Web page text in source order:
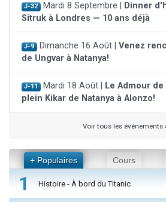
J-32 Mardi 8 Septembre |
Dinner
Sitruk à Londres — 10 ans déjà
J-9 Dimanche 16 Août | Venez
de Ungvar à Natanya!
J-11 Mardi 18 Août |
Le Admour
plein Kikar de Natanya à Alonzo!
Voir tous les événements
+ Populaires Cours
1 Histoire - À bord du Titanic